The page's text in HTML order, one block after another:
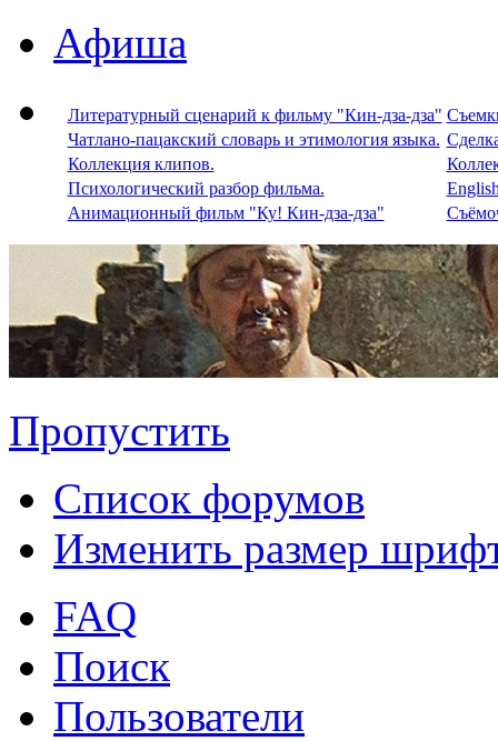
Афиша
Литературный сценарий к фильму "Кин-дза-дза"
Чатлано-пацакский словарь и этимология языка.
Коллекция клипов.
Психологический разбор фильма.
Анимационный фильм "Ку! Кин-дза-дза"
Пропустить
Список форумов
Изменить размер
FAQ
Поиск
Пользователи